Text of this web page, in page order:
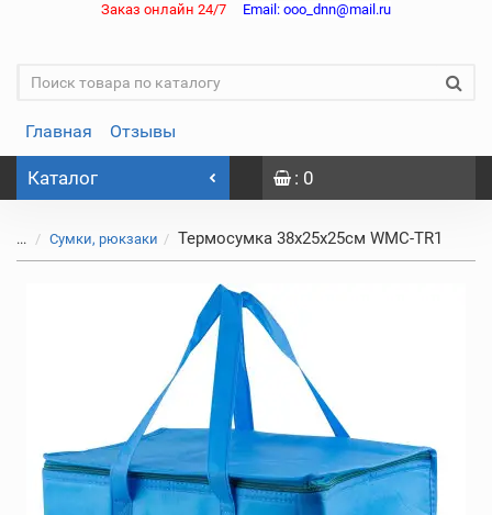
Заказ онлайн 24/7 Email: ooo_dnn@mail.ru
Главная Отзывы
Каталог : 0
... Сумки, рюкзаки Термосумка 38х25х25см WMC-TR1